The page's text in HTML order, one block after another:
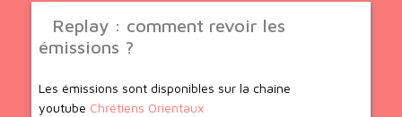
Replay : comment revoir les
émissions ?
Les émissions sont disponibles sur la chaine
youtube Chrétiens Orientaux